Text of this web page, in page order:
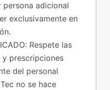
persona adicional
exclusivamente en
Respete las
y prescripciones
del personal
no se hace